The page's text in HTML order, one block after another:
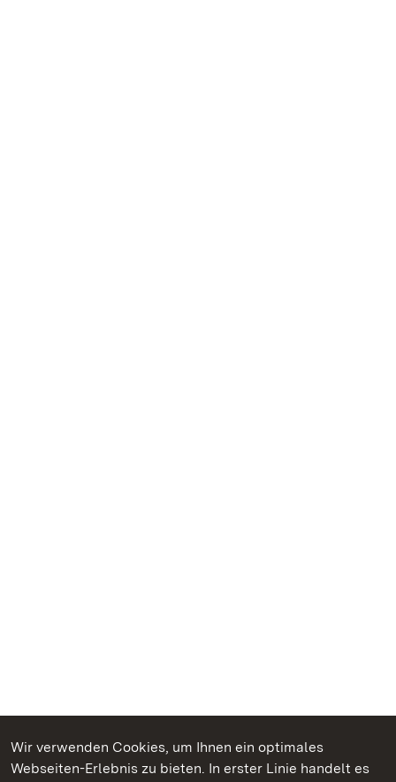
Wir verwenden Cookies, um Ihnen ein optimales
Webseiten-Erlebnis zu bieten. In erster Linie handelt es
Kommen. Staunen. Genießen.